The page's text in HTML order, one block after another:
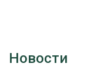
Новости